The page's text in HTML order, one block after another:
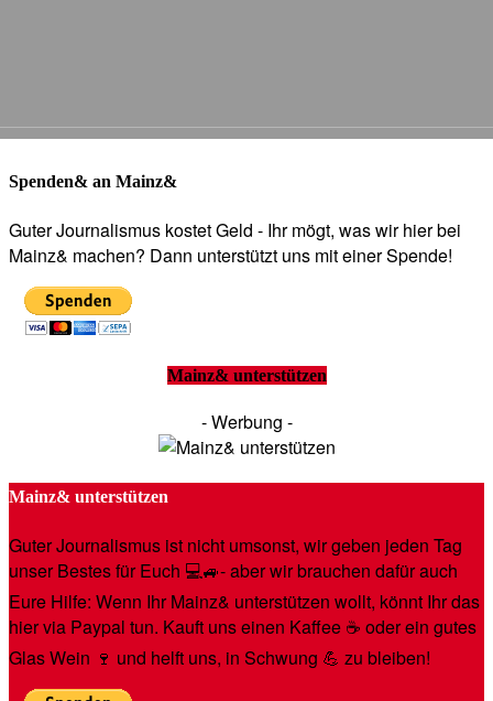
Spenden& an Mainz&
Guter Journalismus kostet Geld - Ihr mögt, was wir hier bei
Mainz& machen? Dann unterstützt uns mit einer Spende!
Mainz& unterstützen
- Werbung -
Mainz& unterstützen
Guter Journalismus ist nicht umsonst, wir geben jeden Tag
unser Bestes für Euch 💻🚙- aber wir brauchen dafür auch
Eure Hilfe: Wenn Ihr Mainz& unterstützen wollt, könnt Ihr das
hier via Paypal tun. Kauft uns einen Kaffee ☕️ oder ein gutes
Glas Wein 🍷 und helft uns, in Schwung 💪 zu bleiben!